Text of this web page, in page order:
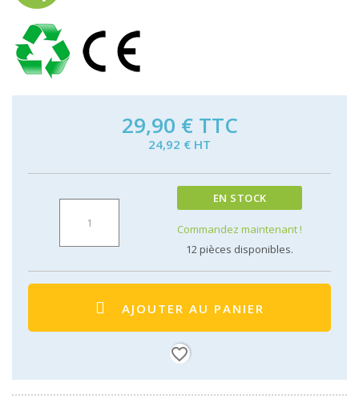
29,90 € TTC
24,92 € HT
EN STOCK
Commandez maintenant !
12pièces disponibles.
AJOUTER AU PANIER
favorite_border